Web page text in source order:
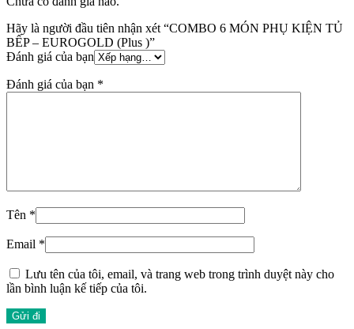
Hãy là người đầu tiên nhận xét “COMBO 6 MÓN PHỤ KIỆN TỦ
BẾP – EUROGOLD (Plus )”
Đánh giá của bạn
Đánh giá của bạn *
Tên *
Email *
Lưu tên của tôi, email, và trang web trong trình duyệt này cho
lần bình luận kế tiếp của tôi.